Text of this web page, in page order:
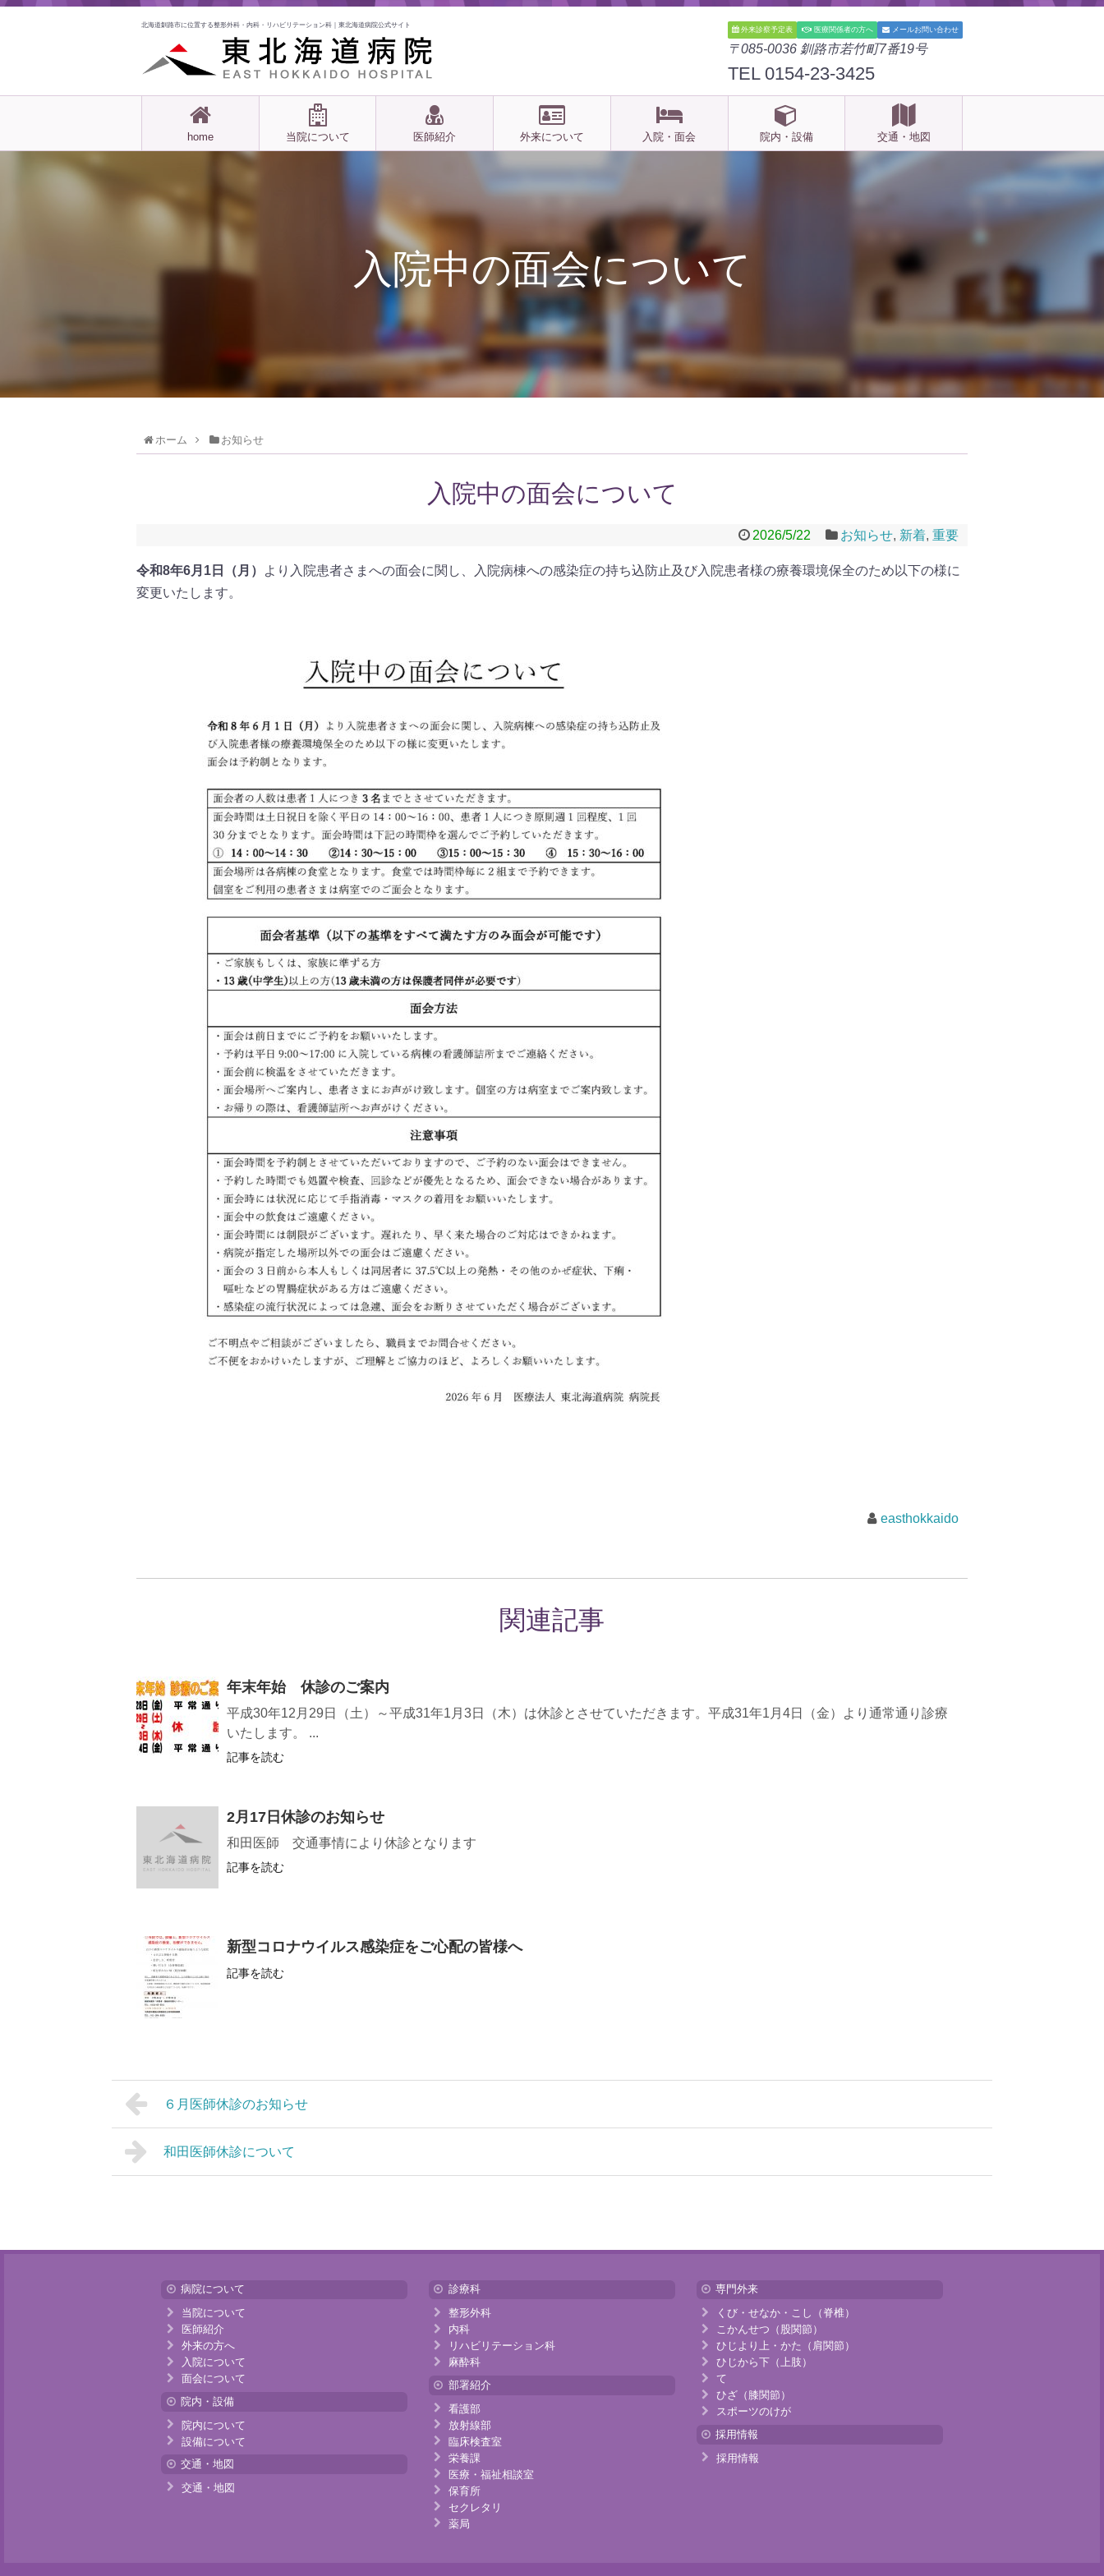
北海道釧路市に位置する整形外科・内科・リハビリテーション科｜東北海道病院公式サイト
外来診察予定表 医療関係者の方へ メールお問い合わせ
〒085-0036 釧路市若竹町7番19号
TEL 0154-23-3425
home 当院について 医師紹介 外来について 入院・面会 院内・設備 交通・地図
入院中の面会について
ホーム お知らせ
入院中の面会について
2026/5/22 お知らせ, 新着, 重要
令和8年6月1日（月）
より入院患者さまへの面会に関し、入院病棟への感染症の持ち込防止及び入院患者様の療養環境保全のため以下の様に
変更いたします。
easthokkaido
関連記事
年末年始 休診のご案内
平成30年12月29日（土）～平成31年1月3日（木）は休診とさせていただきます。平成31年1月4日（金）より通常通り診療
いたします。 ...
記事を読む
2月17日休診のお知らせ
和田医師 交通事情により休診となります
記事を読む
新型コロナウイルス感染症をご心配の皆様へ
記事を読む
６月医師休診のお知らせ
和田医師休診について
病院について
当院について
医師紹介
外来の方へ
入院について
面会について
院内・設備
院内について
設備について
交通・地図
交通・地図
診療科
整形外科
内科
リハビリテーション科
麻酔科
部署紹介
看護部
放射線部
臨床検査室
栄養課
医療・福祉相談室
保育所
セクレタリ
薬局
専門外来
くび・せなか・こし（脊椎）
こかんせつ（股関節）
ひじより上・かた（肩関節）
ひじから下（上肢）
て
ひざ（膝関節）
スポーツのけが
採用情報
採用情報